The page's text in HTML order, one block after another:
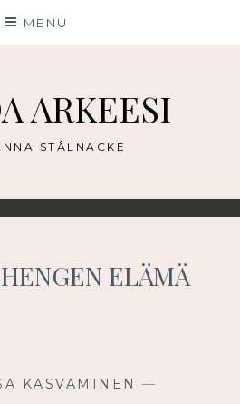
MENU
ARKEESI
STÅLNACKE
HENGEN ELÄMÄ
KASVAMINEN —